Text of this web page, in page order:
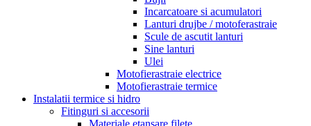
Incarcatoare si acumulatori
Lanturi drujbe / motoferastraie
Scule de ascutit lanturi
Sine lanturi
Ulei
Motofierastraie electrice
Motofierastraie termice
Instalatii termice si hidro
Fitinguri si accesorii
Materiale etansare filete